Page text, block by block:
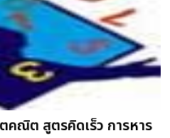
ณิต สูตรคิดเร็ว การหาร